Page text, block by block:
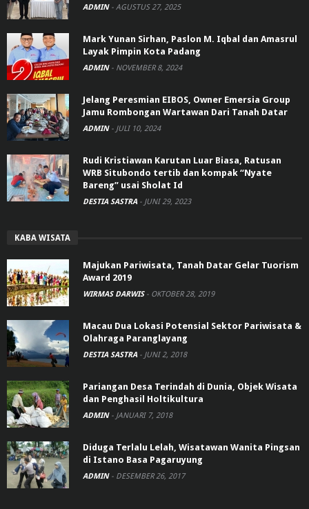
ADMIN - AGUSTUS 27, 2025
Mark Yunan Sirhan, Paslon M. Iqbal dan Amasrul
Layak Pimpin Kota Padang
ADMIN - NOVEMBER 8, 2024
Jelang Peresmian EIBOS, Owner Emersia Group
Jamu Rombongan Wartawan Dari Tanah Datar
ADMIN - JULI 10, 2024
Rudi Kristiawan Karutan Luar Biasa, Ratusan
WRB Situbondo tertib dan kompak “Nyate
Bareng” usai Sholat Id
DESTIA SASTRA - JUNI 29, 2023
KABA WISATA
Majukan Pariwisata, Tanah Datar Gelar Tuorism
Award 2019
WIRMAS DARWIS - OKTOBER 28, 2019
Macau Dua Lokasi Potensial Sektor Pariwisata &
Olahraga Paranglayang
DESTIA SASTRA - JUNI 2, 2018
Pariangan Desa Terindah di Dunia, Objek Wisata
dan Penghasil Holtikultura
ADMIN - JANUARI 7, 2018
Diduga Terlalu Lelah, Wisatawan Wanita Pingsan
di Istano Basa Pagaruyung
ADMIN - DESEMBER 26, 2017